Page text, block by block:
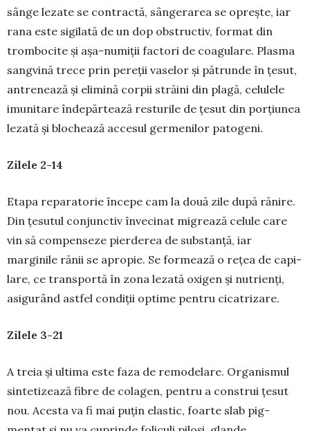
sânge lezate se contractă, sângerarea se oprește, iar
rana este sigilată de un dop obstructiv, format din
trombocite și așa-numiții factori de coa­gulare. Plasma
sangvină trece prin pereții va­selor și pătrunde în țesut,
antrenează și elimină cor­pii străini din plagă, celulele
imunitare înde­părtează resturile de țesut din porțiunea
lezată și blochează accesul germenilor patogeni.
Zilele 2-14
Etapa reparatorie începe cam la două zile după rănire.
Din țesutul conjunctiv învecinat mi­grează celule care
vin să compenseze pierderea de sub­stanță, iar
marginile rănii se apropie. Se for­mează o rețea de ca­pi­
lare, ce transportă în zo­na lezată oxi­gen și nu­tri­enți,
asigurând astfel condiții opti­me pentru cicatrizare.
Zilele 3-21
A treia și ultima este faza de remodelare. Orga­nis­mul
sintetizează fibre de cola­gen, pentru a construi țesut
nou. Acesta va fi mai puțin elastic, foarte slab pig­